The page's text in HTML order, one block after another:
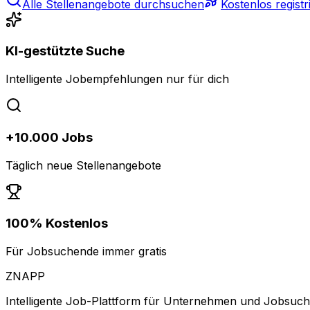
Alle Stellenangebote durchsuchen Kostenlos
KI-gestützte Suche
Intelligente Jobempfehlungen nur für dich
+10.000 Jobs
Täglich neue Stellenangebote
100% Kostenlos
Für Jobsuchende immer gratis
ZNAPP
Intelligente Job-Plattform für Unternehmen und